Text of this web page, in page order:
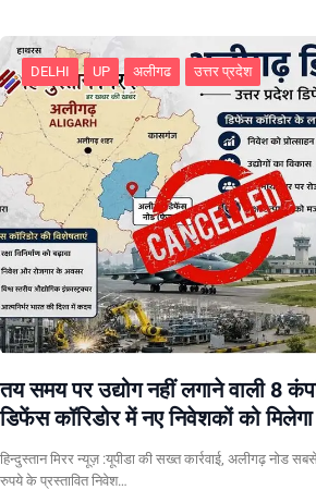
DELHI UP अलीगढ उत्तर प्रदेश
तय समय पर उद्योग नहीं लगाने वाली 8
डिफेंस कॉरिडोर में नए निवेशकों को मिलेगा
हिन्दुस्तान मिरर न्यूज़ :यूपीडा की सख्त कार्रवाई, अलीगढ़ नोड
रुपये के प्रस्तावित निवेश…